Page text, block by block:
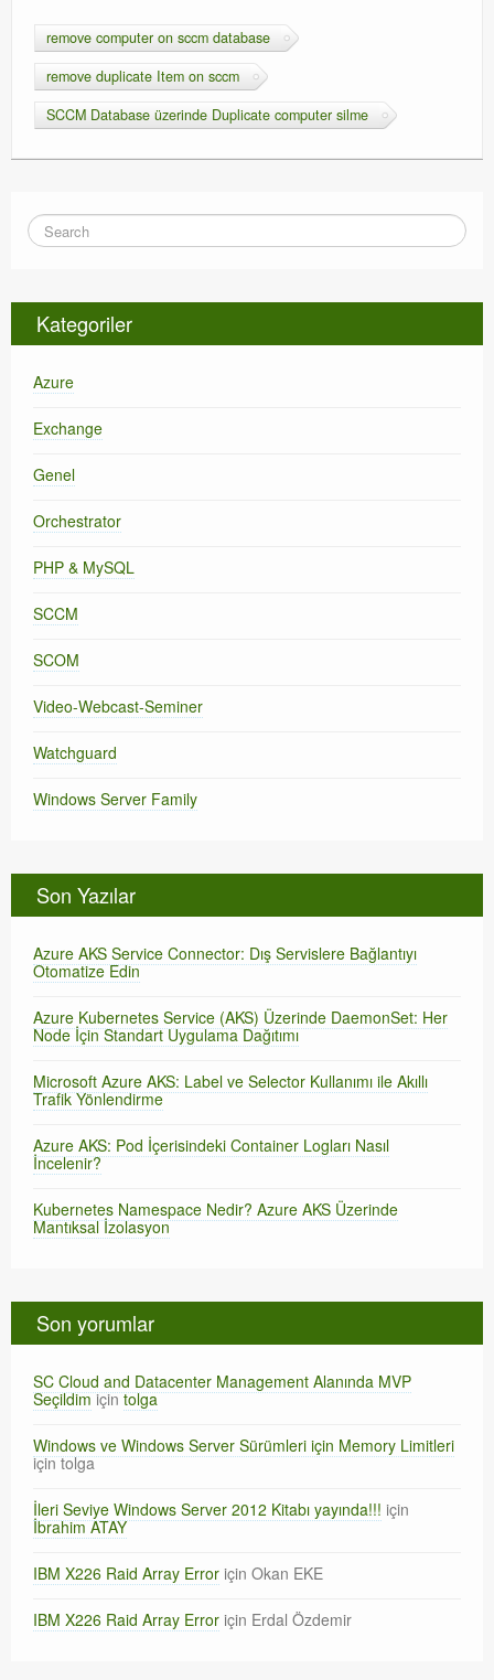
remove computer on sccm database
remove duplicate Item on sccm
SCCM Database üzerinde Duplicate computer silme
Kategoriler
Azure
Exchange
Genel
Orchestrator
PHP & MySQL
SCCM
SCOM
Video-Webcast-Seminer
Watchguard
Windows Server Family
Son Yazılar
Azure AKS Service Connector: Dış Servislere Bağlantıyı
Otomatize Edin
Azure Kubernetes Service (AKS) Üzerinde DaemonSet: Her
Node İçin Standart Uygulama Dağıtımı
Microsoft Azure AKS: Label ve Selector Kullanımı ile Akıllı
Trafik Yönlendirme
Azure AKS: Pod İçerisindeki Container Logları Nasıl
İncelenir?
Kubernetes Namespace Nedir? Azure AKS Üzerinde
Mantıksal İzolasyon
Son yorumlar
SC Cloud and Datacenter Management Alanında MVP
Seçildimiçintolga
Windows ve Windows Server Sürümleri için Memory Limitleri
içintolga
İleri Seviye Windows Server 2012 Kitabı yayında!!! için
İbrahim ATAY
IBM X226 Raid Array Error için Okan EKE
IBM X226 Raid Array Error için Erdal Özdemir